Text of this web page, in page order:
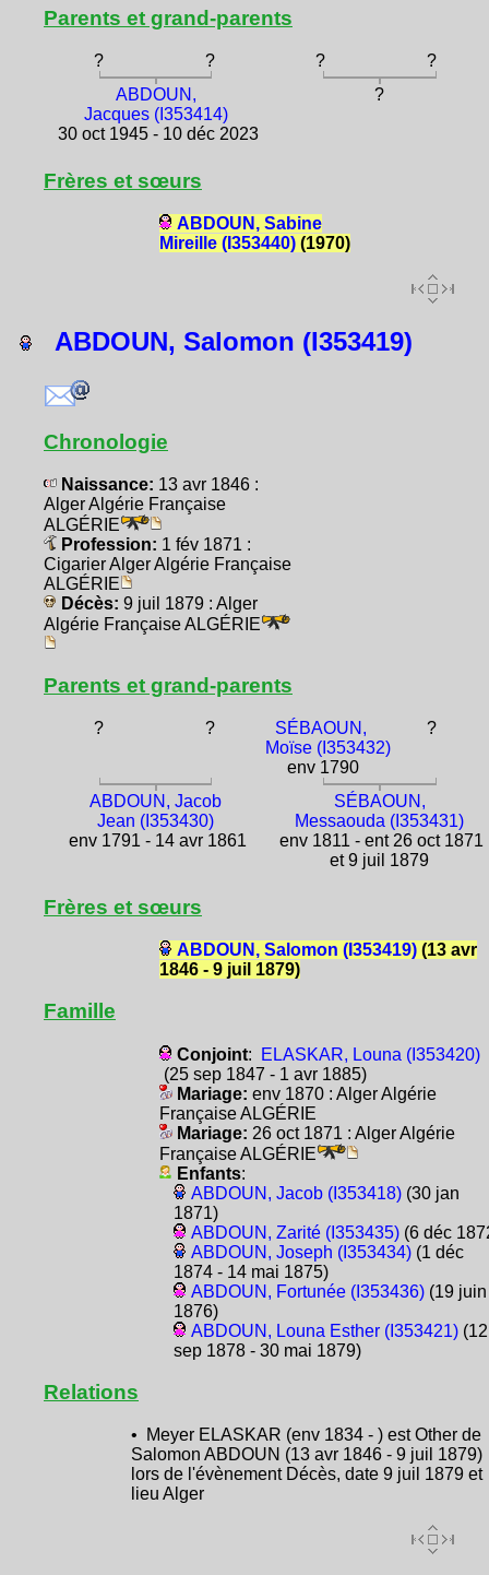
Parents et grand-parents
? ? ?
?
ABDOUN,
Jacques (I353414)
30 oct 1945 - 10 déc 2023
?
Frères et sœurs
ABDOUN, Sabine
Mireille (I353440)(1970)
ABDOUN, Salomon (I353419)
Chronologie
Naissance: 13 avr 1846 :
Alger Algérie Française
ALGÉRIE
Profession: 1 fév 1871 :
Cigarier Alger Algérie Française
ALGÉRIE
Décès: 9 juil 1879 : Alger
Algérie Française ALGÉRIE
Parents et grand-parents
? ?
SÉBAOUN,
Moïse (I353432)
env 1790
?
ABDOUN, Jacob
Jean (I353430)
env 1791 - 14 avr 1861
SÉBAOUN,
Messaouda (I353431)
env 1811 - ent 26 oct 1871
et 9 juil 1879
Frères et sœurs
ABDOUN, Salomon (I353419)(13 avr
1846 - 9 juil 1879)
Famille
Conjoint:
ELASKAR, Louna (I353420)
(25 sep 1847 - 1 avr 1885)
Mariage: env 1870 : Alger Algérie
Française ALGÉRIE
Mariage: 26 oct 1871 : Alger Algérie
Française ALGÉRIE
Enfants:
ABDOUN, Jacob (I353418)(30 jan
1871)
ABDOUN, Zarité (I353435)(6 déc
ABDOUN, Joseph (I353434)(1 déc
1874 - 14 mai 1875)
ABDOUN, Fortunée (I353436)(19 juin
1876)
ABDOUN, Louna Esther (I353421)(12
sep 1878 - 30 mai 1879)
Relations
• Meyer ELASKAR (env 1834 - ) est Other de
Salomon ABDOUN (13 avr 1846 - 9 juil 1879)
lors de l'évènement Décès, date 9 juil 1879 et
lieu Alger